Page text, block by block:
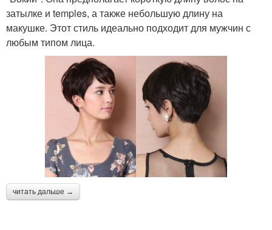
затылке и temples, а также небольшую длину на
макушке. Этот стиль идеально подходит для мужчин с
любым типом лица.
читать дальше →